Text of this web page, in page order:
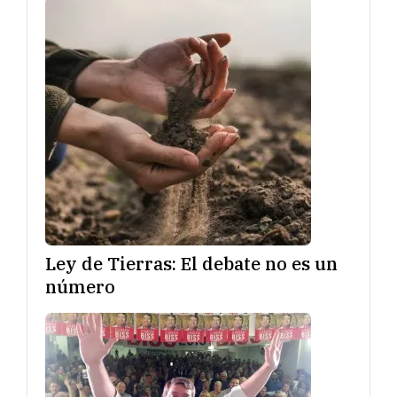
Ley de Tierras: El debate no es un
número